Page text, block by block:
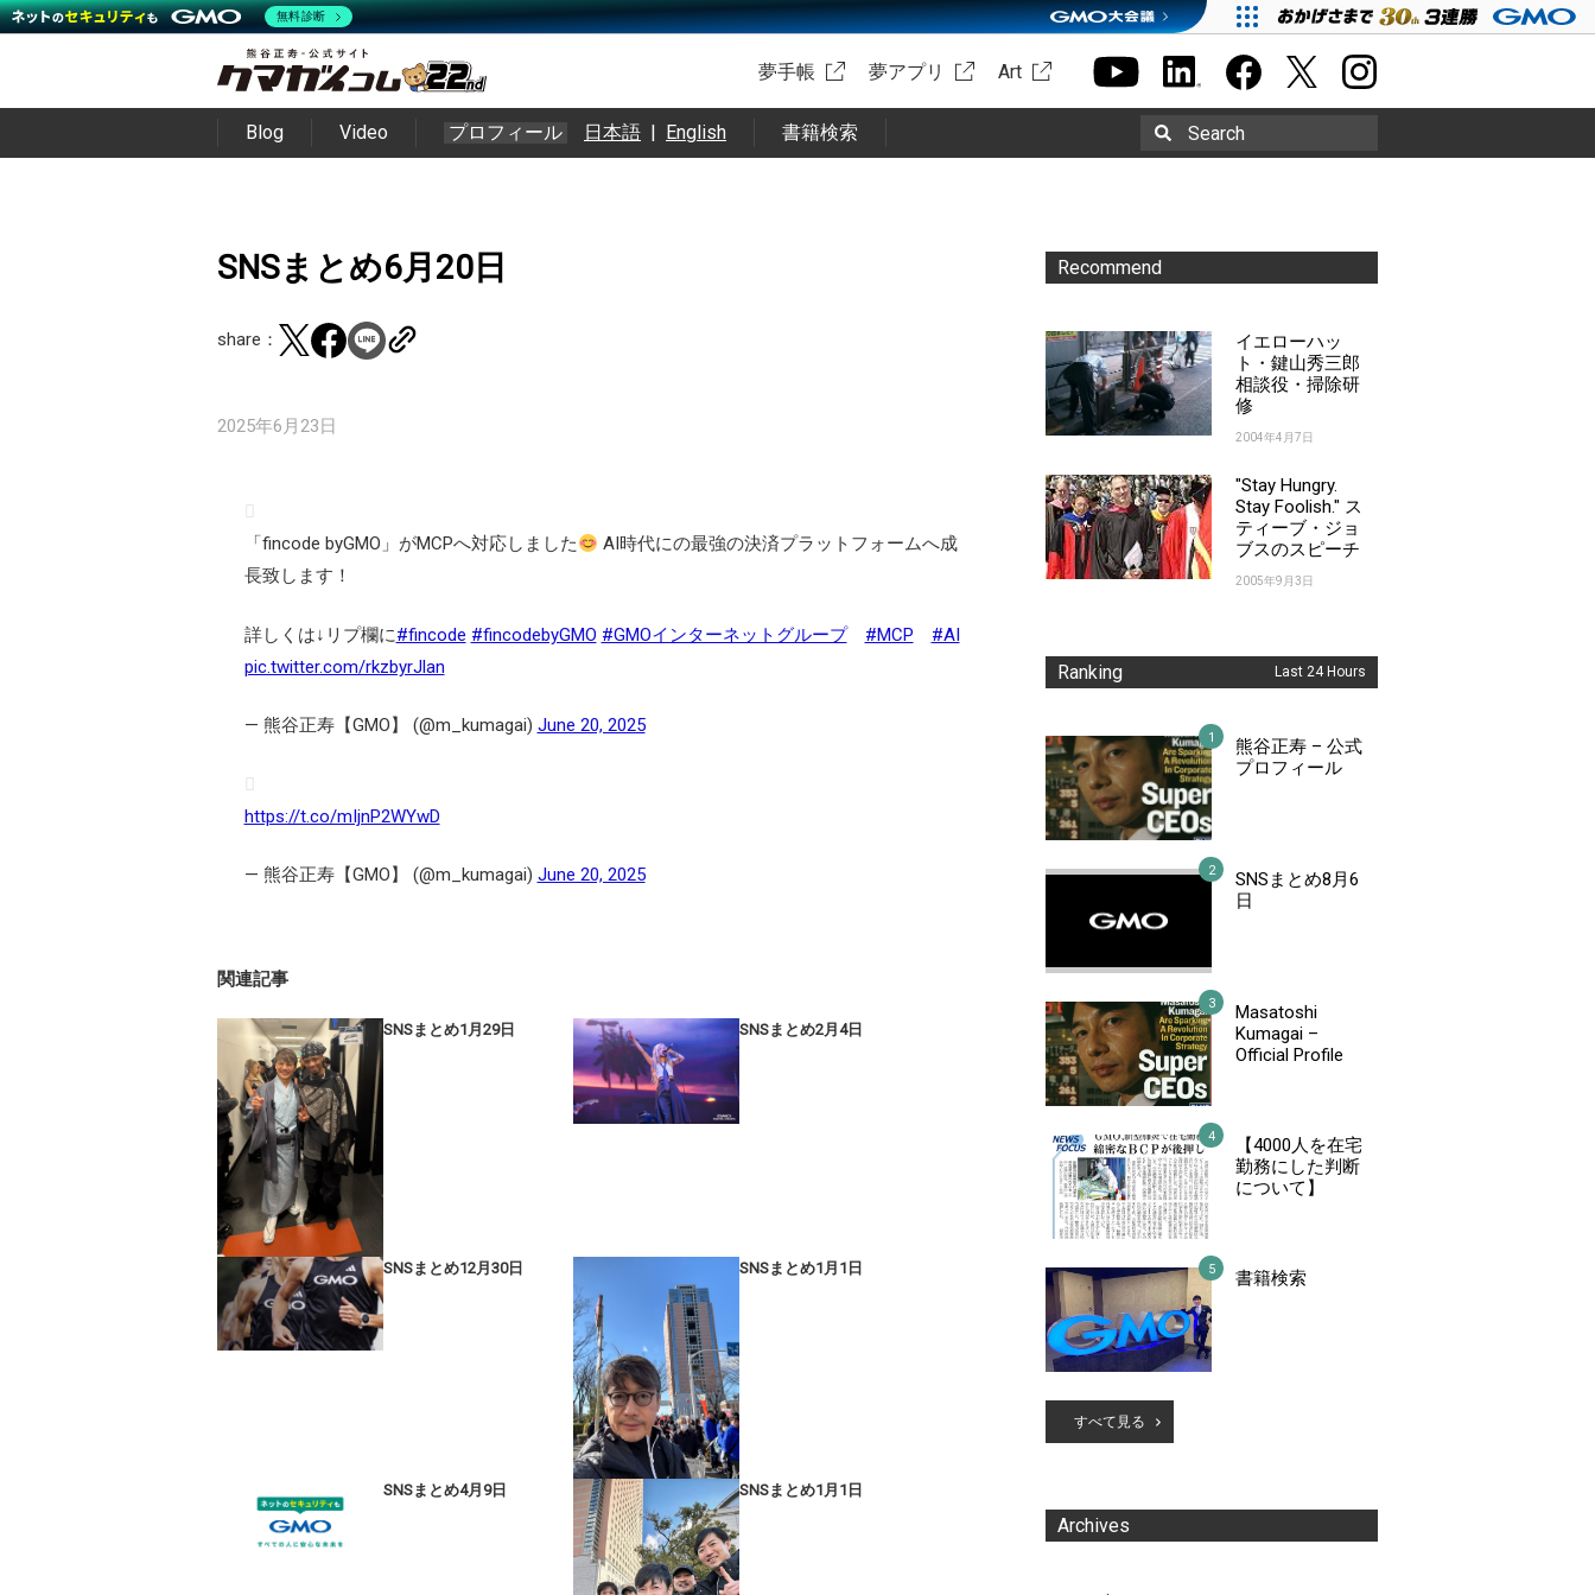
夢手帳 夢アプリ Art
Blog Video プロフィール 日本語 | English 書籍検索 Search
SNSまとめ6月20日
share：
2025年6月23日
「fincode byGMO」がMCPへ対応しました
AI時代にの最強の決済プラットフォームへ成
長致します！
詳しくは↓リプ欄に#fincode #fincodebyGMO #GMOインターネットグループ #MCP
#AI
pic.twitter.com/rkzbyrJlan
— 熊谷正寿【GMO】 (@m_kumagai) June 20, 2025
https://t.co/mIjnP2WYwD
— 熊谷正寿【GMO】 (@m_kumagai) June 20, 2025
関連記事
SNSまとめ1月29日 SNSまとめ2月4日
SNSまとめ12月30日 SNSまとめ1月1日
SNSまとめ4月9日 SNSまとめ1月1日
Recommend
イエローハッ
ト・鍵山秀三郎
相談役・掃除研
修
2004年4月7日
"Stay Hungry.
Stay Foolish." ス
ティーブ・ジョ
ブスのスピーチ
2005年9月3日
Ranking Last 24 Hours
熊谷正寿 – 公式
プロフィール
SNSまとめ8月6
日
Masatoshi
Kumagai –
Official Profile
【4000人を在宅
勤務にした判断
について】
書籍検索
すべて見る
Archives
無料診断